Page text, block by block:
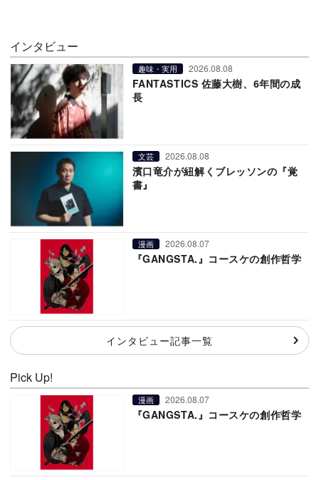
インタビュー
趣味・実用 2026.08.08
FANTASTICS 佐藤大樹、6年間の成
長
文芸 2026.08.08
濱口竜介が紐解くブレッソンの『覚
書』
漫画 2026.08.07
『GANGSTA.』コースケの創作哲学
インタビュー記事一覧
Pick Up!
漫画 2026.08.07
『GANGSTA.』コースケの創作哲学